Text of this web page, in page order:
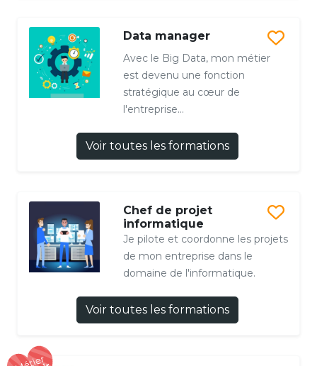
Data manager
Avec le Big Data, mon métier
est devenu une fonction
stratégique au cœur de
l'entreprise...
Voir toutes les formations
Chef de projet
informatique
Je pilote et coordonne les projets
de mon entreprise dans le
domaine de l'informatique.
Voir toutes les formations